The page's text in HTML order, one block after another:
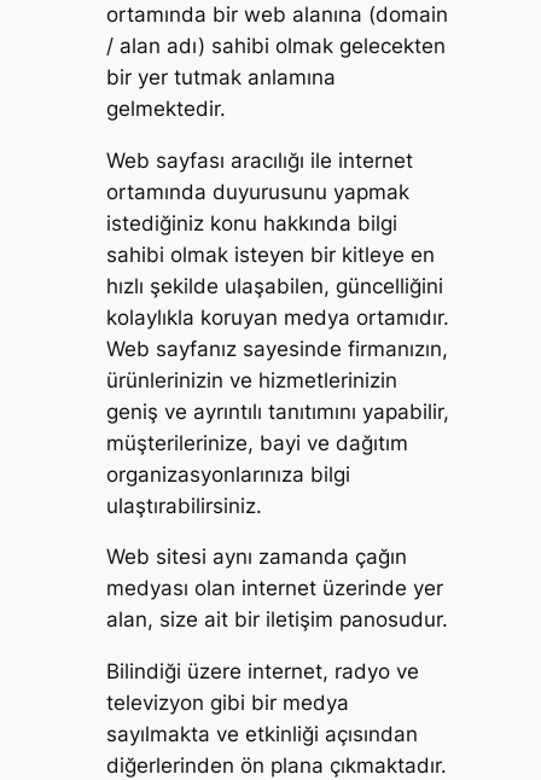
ortamında bir web alanına (domain
/ alan adı) sahibi olmak gelecekten
bir yer tutmak anlamına
gelmektedir.
Web sayfası aracılığı ile internet
ortamında duyurusunu yapmak
istediğiniz konu hakkında bilgi
sahibi olmak isteyen bir kitleye en
hızlı şekilde ulaşabilen, güncelliğini
kolaylıkla koruyan medya ortamıdır.
Web sayfanız sayesinde firmanızın,
ürünlerinizin ve hizmetlerinizin
geniş ve ayrıntılı tanıtımını yapabilir,
müşterilerinize, bayi ve dağıtım
organizasyonlarınıza bilgi
ulaştırabilirsiniz.
Web sitesi aynı zamanda çağın
medyası olan internet üzerinde yer
alan, size ait bir iletişim panosudur.
Bilindiği üzere internet, radyo ve
televizyon gibi bir medya
sayılmakta ve etkinliği açısından
diğerlerinden ön plana çıkmaktadır.